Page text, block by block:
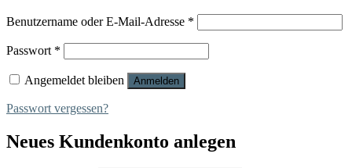
Benutzername oder E-Mail-Adresse *
Passwort *
Angemeldet bleiben Anmelden
Passwort vergessen?
Neues Kundenkonto anlegen